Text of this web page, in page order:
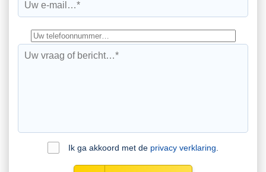
Ik ga akkoord met de privacy verklaring.